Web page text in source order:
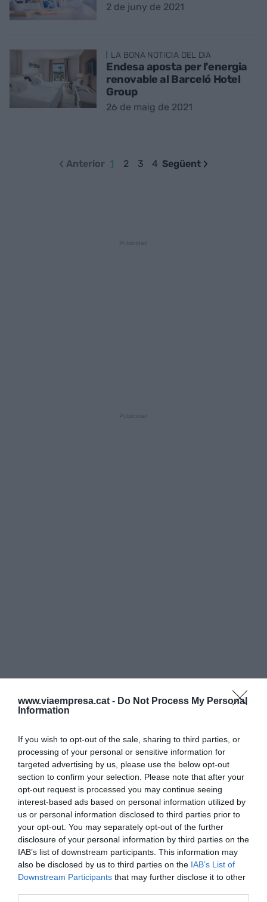
www.viaempresa.cat - Do Not Process My Personal
Information
If you wish to opt-out of the sale, sharing to third parties, or
processing of your personal or sensitive information for
targeted advertising by us, please use the below opt-out
section to confirm your selection. Please note that after your
opt-out request is processed you may continue seeing
interest-based ads based on personal information utilized by
us or personal information disclosed to third parties prior to
your opt-out. You may separately opt-out of the further
disclosure of your personal information by third parties on the
IAB’s list of downstream participants. This information may
also be disclosed by us to third parties on the IAB’s List of
Downstream Participants that may further disclose it to other
2 de juny de 2021
LA BONA NOTICIA DEL DIA
Endesa aposta per l'energia
renovable al Barceló Hotel
Group
26 de maig de 2021
Anterior 1 2 3 4 Següent